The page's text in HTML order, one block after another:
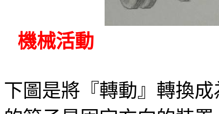
機械活動
下圖是將『轉動』轉換